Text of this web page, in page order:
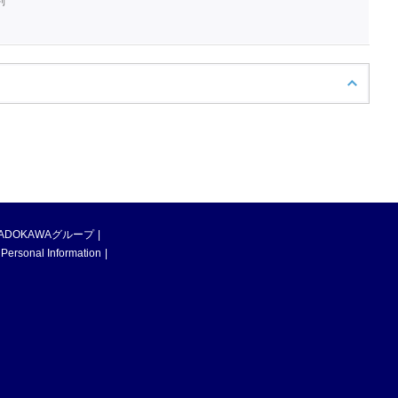
グループ
Information